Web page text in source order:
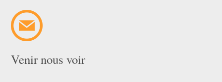
Venir nous voir